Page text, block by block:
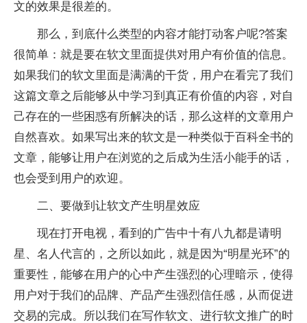
文的效果是很差的。
那么，到底什么类型的内容才能打动客户呢?答案
很简单：就是要在软文里面提供对用户有价值的信息。
如果我们的软文里面是满满的干货，用户在看完了我们
这篇文章之后能够从中学习到真正有价值的内容，对自
己存在的一些困惑有所解决的话，那么这样的文章用户
自然喜欢。如果写出来的软文是一种类似于百科全书的
文章，能够让用户在浏览的之后成为生活小能手的话，
也会受到用户的欢迎。
二、要做到让软文产生明星效应
现在打开电视，看到的广告中十有八九都是请明
星、名人代言的，之所以如此，就是因为“明星光环”的
重要性，能够在用户的心中产生强烈的心理暗示，使得
用户对于我们的品牌、产品产生强烈信任感，从而促进
交易的完成。所以我们在写作软文、进行软文推广的时